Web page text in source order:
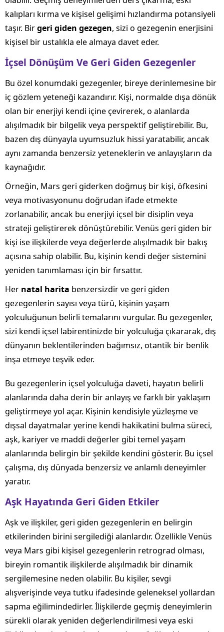
kalıpları kırma ve kişisel gelişimi hızlandırma potansiyeli
taşır. Birgeri giden gezegen, sizi o gezegenin enerjisini
kişisel bir ustalıkla ele almaya davet eder.
İçsel Dönüşüm Ve Geri Giden Gezegenler
Bu özel konumdaki gezegenler, bireye derinlemesine bir
iç gözlem yeteneği kazandırır. Kişi, normalde dışa dönük
olan bir enerjiyi kendi içine çevirerek, o alanlarda
alışılmadık bir bilgelik veya perspektif geliştirebilir. Bu,
bazen dış dünyayla uyumsuzluk hissi yaratabilir, ancak
aynı zamanda benzersiz yeteneklerin ve anlayışların da
kaynağıdır.
Örneğin, Mars geri giderken doğmuş bir kişi, öfkesini
veya motivasyonunu doğrudan ifade etmekte
zorlanabilir, ancak bu enerjiyi içsel bir disiplin veya
strateji geliştirerek dönüştürebilir. Venüs geri giden bir
kişi ise ilişkilerde veya değerlerde alışılmadık bir bakış
açısına sahip olabilir. Bu, kişinin kendi değer sistemini
yeniden tanımlaması için bir fırsattır.
Her natal harita benzersizdir ve geri giden
gezegenlerin sayısı veya türü, kişinin yaşam
yolculuğunun belirli temalarını vurgular. Bu gezegenler,
sizi kendi içsel labirentinizde bir yolculuğa çıkararak, dış
dünyanın beklentilerinden bağımsız, otantik bir benlik
inşa etmeye teşvik eder.
Bu gezegenlerin içsel yolculuğa daveti, hayatın belirli
alanlarında daha derin bir anlayış ve farklı bir yaklaşım
geliştirmeye yol açar. Kişinin kendisiyle yüzleşme ve
dışsal dayatmalar yerine kendi hakikatini bulma süreci,
aşk, kariyer ve maddi değerler gibi temel yaşam
alanlarında belirgin bir şekilde kendini gösterir. Bu içsel
çalışma, dış dünyada benzersiz ve anlamlı deneyimler
yaratır.
Aşk Hayatında Geri Giden Etkiler
Aşk ve ilişkiler, geri giden gezegenlerin en belirgin
etkilerinden birini sergilediği alanlardır. Özellikle Venüs
veya Mars gibi kişisel gezegenlerin retrograd olması,
bireyin romantik ilişkilerde alışılmadık bir dinamik
sergilemesine neden olabilir. Bu kişiler, sevgi
alışverişinde veya tutku ifadesinde geleneksel yollardan
sapma eğilimindedirler. İlişkilerde geçmiş deneyimlerin
sürekli olarak yeniden değerlendirilmesi veya eski